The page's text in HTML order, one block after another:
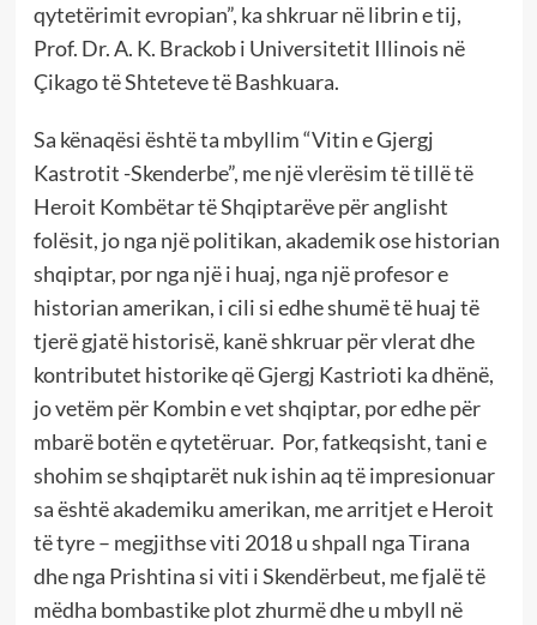
qytetërimit evropian”, ka shkruar në librin e tij,
Prof. Dr. A. K. Brackob i Universitetit Illinois në
Çikago të Shteteve të Bashkuara.
Sa kënaqësi është ta mbyllim “Vitin e Gjergj
Kastrotit -Skenderbe”, me një vlerësim të tillë të
Heroit Kombëtar të Shqiptarëve për anglisht
folësit, jo nga një politikan, akademik ose historian
shqiptar, por nga një i huaj, nga një profesor e
historian amerikan, i cili si edhe shumë të huaj të
tjerë gjatë historisë, kanë shkruar për vlerat dhe
kontributet historike që Gjergj Kastrioti ka dhënë,
jo vetëm për Kombin e vet shqiptar, por edhe për
mbarë botën e qytetëruar. Por, fatkeqsisht, tani e
shohim se shqiptarët nuk ishin aq të impresionuar
sa është akademiku amerikan, me arritjet e Heroit
të tyre – megjithse viti 2018 u shpall nga Tirana
dhe nga Prishtina si viti i Skendërbeut, me fjalë të
mëdha bombastike plot zhurmë dhe u mbyll në